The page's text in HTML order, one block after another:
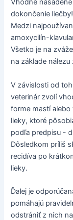
Vhodne
dokončenie
Medzi
amoxycilín-
Všetko je na
na základe nálezu
V závislosti od
veterinár zvolí
forme mastí alebo
lieky, ktoré
podľa predpisu -
Dôsledkom príliš
recidíva po
lieky.
Ďalej je
pomáhajú
odstrániť z nich